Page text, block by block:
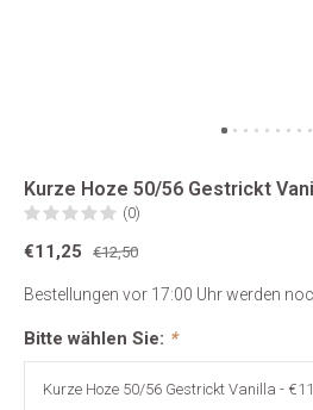
Kurze Hoze 50/56 Gestrickt
(0)
€11,25 €12,50
Bestellungen vor 17:00 Uhr werden
Bitte wählen Sie: *